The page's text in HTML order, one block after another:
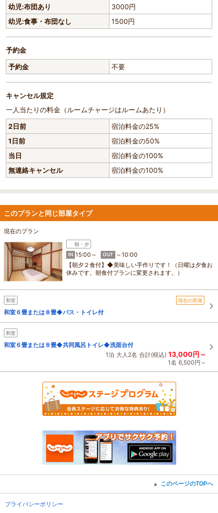
幼児:布団あり
3000円
幼児:食事・布団なし
1500円
予約金
予約金
不要
キャンセル規定
一人当たりの料金（ルームチャージはルームあたり）
2日前
宿泊料金の25%
1日前
宿泊料金の50%
当日
宿泊料金の100%
無連絡キャンセル
宿泊料金の100%
このプランと同じ部屋タイプ
現在のプラン
朝・夕
IN 15:00～ OUT
～10:00
【朝夕２食付】◆美味しい手作りです！（日曜は夕食お
休みです。朝食付プランに変更されます。）
和室 現在の部屋
和室６畳または８畳◆バス・トイレ付
和室
和室６畳または８畳◆共同風呂トイレ◆洗面台付
1泊 大人2名 合計(税込) 13,000円～
1名 6,500円～
▲ このページのTOPへ
プライバシーポリシー